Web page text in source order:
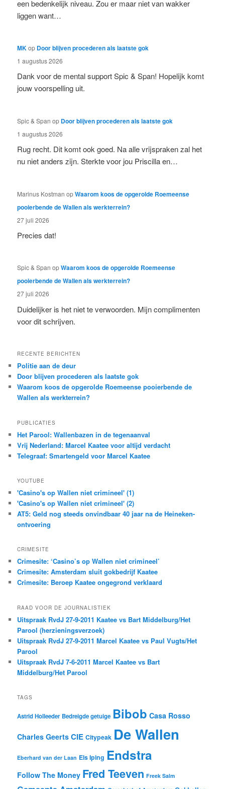
een bedenkelijk niveau. Zou er maar niet van wakker
liggen want…
MKop Door blijven procederen als laatste gok
1 augustus 2026
Dank voor de mental support Spic & Span! Hopelijk komt
jouw voorspelling uit.
Spic & Span op Door blijven procederen als laatste gok
1 augustus 2026
Rug recht. Dit komt ook goed. Na alle vrijspraken zal het
nu niet anders zijn. Sterkte voor jou Priscilla en…
Marinus Kostman opWaarom koos de opgerolde Roemeense
pooierbende de Wallen als werkterrein?
27 juli 2026
Precies dat!
Spic & Span opWaarom koos de opgerolde Roemeense
pooierbende de Wallen als werkterrein?
27 juli 2026
Duidelijker is het niet te verwoorden. Mijn complimenten
voor dit schrijven.
RECENTE BERICHTEN
Politie aan de deur
Door blijven procederen als laatste gok
Waarom koos de opgerolde Roemeense pooierbende de
Wallen als werkterrein?
PUBLICATIES
Het Parool: Wallenbazen in de tegenaanval
Vrij Nederland: Marcel Kaatee voor altijd verdacht
Telegraaf: Smartengeld voor Marcel Kaatee
YOUTUBE
'Casino's op Wallen niet crimineel' (1)
'Casino's op Wallen niet crimineel' (2)
AT5: Geld nog steeds onvindbaar 40 jaar na de Heineken-
ontvoering
CRIMESITE
Crimesite: ‘Casino’s op Wallen niet crimineel’
Crimesite: Amsterdam sluit gokbedrijf Kaatee
Crimesite: Beroep Kaatee ongegrond verklaard
RAAD VOOR DE JOURNALISTIEK
Uitspraak RvdJ 27-9-2011 Kaatee vs Bart Middelburg/Het
Parool (herzieningsverzoek)
Uitspraak RvdJ 27-9-2011 Marcel Kaatee vs Paul Vugts/Het
Parool
Uitspraak RvdJ 7-6-2011 Marcel Kaatee vs Bart
Middelburg/Het Parool
TAGS
Astrid Holleeder Bedreigde getuige Bibob Casa Rosso
Charles Geerts CIE Citypeak De Wallen
Eberhard van der Laan Els Iping Endstra
Follow The Money Fred Teeven Freek Salm